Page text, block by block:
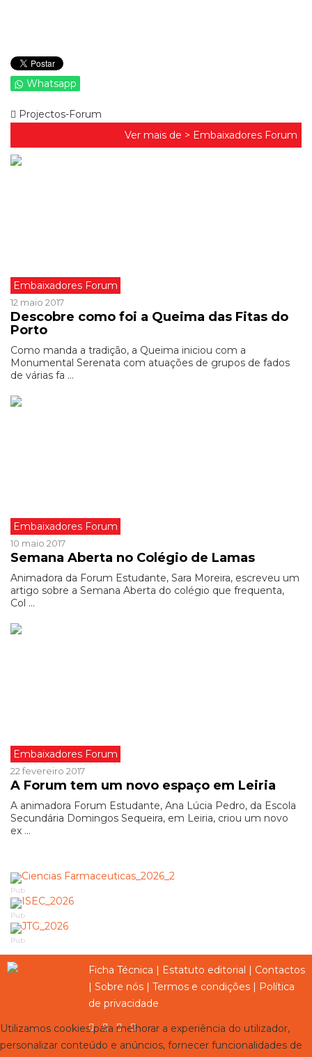
Whatsapp
Projectos-Forum
Ver mais de > Embaixadores Forum
Embaixadores Forum
12 maio 2017
Descobre como foi a Queima das Fitas do
Porto
Como manda a tradição, a Queima iniciou com a
Monumental Serenata com atuações de grupos de fados
de várias fa ...
Embaixadores Forum
10 maio 2017
Semana Aberta no Colégio de Lamas
Animadora da Forum Estudante, Sara Moreira, escreveu um
artigo sobre a Semana Aberta do colégio que frequenta,
Col ...
Embaixadores Forum
22 fevereiro 2017
A Forum tem um novo espaço em Leiria
A animadora Forum Estudante, Ana Lúcia Pedro, da Escola
Secundária Domingos Sequeira, em Leiria, criou um novo
ex ...
Pub
Pub
Pub
Ficha Técnica | Estatuto editorial | Contactos
| Sobre nós | Termos e condições | Política
de privacidade
Utilizamos cookies para melhorar a experiência do utilizador,
personalizar conteúdo e anúncios, fornecer funcionalidades de